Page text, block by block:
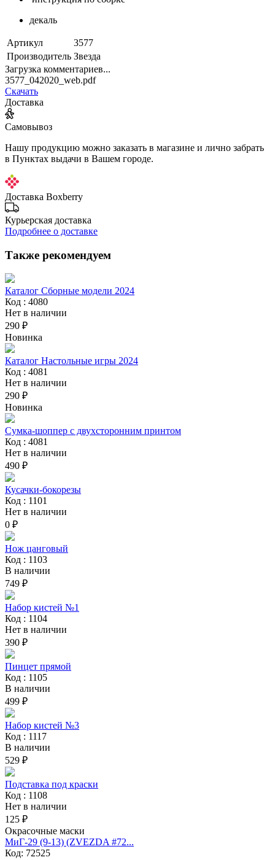
декаль
Артикул
3577
Производитель Звезда
Загрузка комментариев...
3577_042020_web.pdf
Скачать
Доставка
Самовывоз
Нашу продукцию можно заказать в магазине и лично забрать
в Пунктах выдачи в Вашем городе.
Доставка Boxberry
Курьерская доставка
Подробнее о доставке
Также рекомендуем
Каталог Сборные модели 2024
Код : 4080
Нет в наличии
290 ₽
Новинка
Каталог Настольные игры 2024
Код : 4081
Нет в наличии
290 ₽
Новинка
Сумка-шоппер с двухсторонним принтом
Код : 4081
Нет в наличии
490 ₽
Кусачки-бокорезы
Код : 1101
Нет в наличии
0 ₽
Нож цанговый
Код : 1103
В наличии
749 ₽
Набор кистей №1
Код : 1104
Нет в наличии
390 ₽
Пинцет прямой
Код : 1105
В наличии
499 ₽
Набор кистей №3
Код : 1117
В наличии
529 ₽
Подставка под краски
Код : 1108
Нет в наличии
125 ₽
Окрасочные маски
МиГ-29 (9-13) (ZVEZDA #72...
Код: 72525